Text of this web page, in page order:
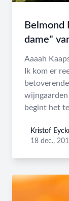
Belmond
dame"
Aaaah
Ik kom er
wijngaarden
begint het
Kristof
Kristof
18 dec.,